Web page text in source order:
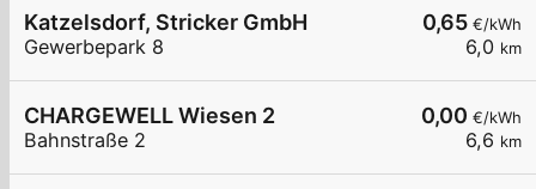
0,65 €/kWh
6,0 km
Katzelsdorf, Stricker GmbH
Gewerbepark 8
0,00 €/kWh
6,6 km
CHARGEWELL Wiesen 2
Bahnstraße 2